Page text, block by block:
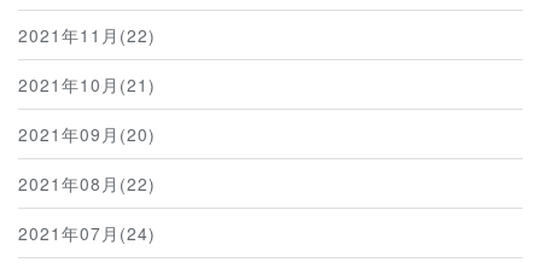
2021年11月(22)
2021年10月(21)
2021年09月(20)
2021年08月(22)
2021年07月(24)